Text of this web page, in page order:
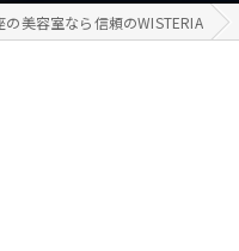
の美容室なら信頼のWISTERIA